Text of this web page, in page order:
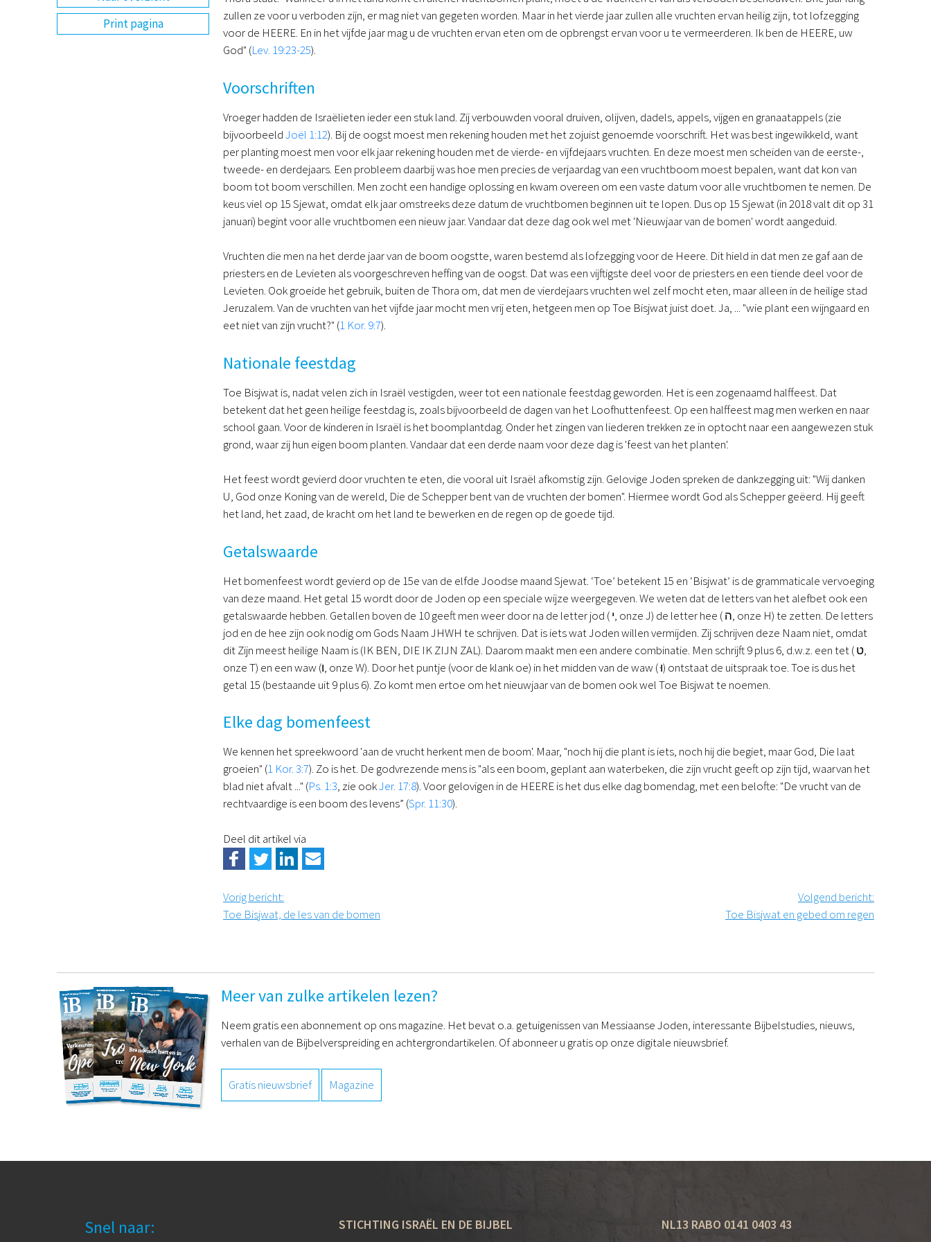
Print pagina
zullen ze voor u verboden zijn, er mag niet van gegeten worden. Maar in het vierde jaar zullen alle vruchten ervan heilig zijn, tot lofzegging
voor de HEERE. En in het vijfde jaar mag u de vruchten ervan eten om de opbrengst ervan voor u te vermeerderen. Ik ben de HEERE, uw
God" (Lev. 19:23-25).
Voorschriften
Vroeger hadden de Israëlieten ieder een stuk land. Zij verbouwden vooral druiven, olijven, dadels, appels, vijgen en granaatappels (zie
bijvoorbeeldJoël 1:12). Bij de oogst moest men rekening houden met het zojuist genoemde voorschrift. Het was best ingewikkeld, want
per planting moest men voor elk jaar rekening houden met de vierde- en vijfdejaars vruchten. En deze moest men scheiden van de eerste-,
tweede- en derdejaars. Een probleem daarbij was hoe men precies de verjaardag van een vruchtboom moest bepalen, want dat kon van
boom tot boom verschillen. Men zocht een handige oplossing en kwam overeen om een vaste datum voor alle vruchtbomen te nemen. De
keus viel op 15 Sjewat, omdat elk jaar omstreeks deze datum de vruchtbomen beginnen uit te lopen. Dus op 15 Sjewat (in 2018 valt dit op 31
januari) begint voor alle vruchtbomen een nieuw jaar. Vandaar dat deze dag ook wel met 'Nieuwjaar van de bomen' wordt aangeduid.
Vruchten die men na het derde jaar van de boom oogstte, waren bestemd als lofzegging voor de Heere. Dit hield in dat men ze gaf aan de
priesters en de Levieten als voorgeschreven heffing van de oogst. Dat was een vijftigste deel voor de priesters en een tiende deel voor de
Levieten. Ook groeide het gebruik, buiten de Thora om, dat men de vierdejaars vruchten wel zelf mocht eten, maar alleen in de heilige stad
Jeruzalem. Van de vruchten van het vijfde jaar mocht men vrij eten, hetgeen men op Toe Bisjwat juist doet. Ja, ... "wie plant een wijngaard en
eet niet van zijn vrucht?" (1 Kor. 9:7).
Nationale feestdag
Toe Bisjwat is, nadat velen zich in Israël vestigden, weer tot een nationale feestdag geworden. Het is een zogenaamd halffeest. Dat
betekent dat het geen heilige feestdag is, zoals bijvoorbeeld de dagen van het Loofhuttenfeest. Op een halffeest mag men werken en naar
school gaan. Voor de kinderen in Israël is het boomplantdag. Onder het zingen van liederen trekken ze in optocht naar een aangewezen stuk
grond, waar zij hun eigen boom planten. Vandaar dat een derde naam voor deze dag is 'feest van het planten'.
Het feest wordt gevierd door vruchten te eten, die vooral uit Israël afkomstig zijn. Gelovige Joden spreken de dankzegging uit: "Wij danken
U, God onze Koning van de wereld, Die de Schepper bent van de vruchten der bomen". Hiermee wordt God als Schepper geëerd. Hij geeft
het land, het zaad, de kracht om het land te bewerken en de regen op de goede tijd.
Getalswaarde
Het bomenfeest wordt gevierd op de 15e van de elfde Joodse maand Sjewat. ‘Toe’ betekent 15 en ‘Bisjwat’ is de grammaticale vervoeging
van deze maand. Het getal 15 wordt door de Joden op een speciale wijze weergegeven. We weten dat de letters van het alefbet ook een
getalswaarde hebben. Getallen boven de 10 geeft men weer door na de letter jod (י, onze J) de letter hee (ה, onze H) te zetten. De letters
jod en de hee zijn ook nodig om Gods Naam JHWH te schrijven. Dat is iets wat Joden willen vermijden. Zij schrijven deze Naam niet, omdat
dit Zijn meest heilige Naam is (IK BEN, DIE IK ZIJN ZAL). Daarom maakt men een andere combinatie. Men schrijft 9 plus 6, d.w.z. een tet (ט,
onze T) en een waw (ו, onze W). Door het puntje (voor de klank oe) in het midden van de waw (וּ) ontstaat de uitspraak toe. Toe is dus het
getal 15 (bestaande uit 9 plus 6). Zo komt men ertoe om het nieuwjaar van de bomen ook wel Toe Bisjwat te noemen.
Elke dag bomenfeest
We kennen het spreekwoord 'aan de vrucht herkent men de boom'. Maar, "noch hij die plant is iets, noch hij die begiet, maar God, Die laat
groeien" (1 Kor. 3:7). Zo is het. De godvrezende mens is "als een boom, geplant aan waterbeken, die zijn vrucht geeft op zijn tijd, waarvan het
blad niet afvalt ..." (Ps. 1:3, zie ookJer. 17:8). Voor gelovigen in de HEERE is het dus elke dag bomendag, met een belofte: "De vrucht van de
rechtvaardige is een boom des levens” (Spr. 11:30).
Deel dit artikel via
Vorig bericht:
Toe Bisjwat, de les van de bomen
Volgend bericht:
Toe Bisjwat en gebed om regen
Meer van zulke artikelen lezen?
Neem gratis een abonnement op ons magazine. Het bevat o.a. getuigenissen van Messiaanse Joden, interessante Bijbelstudies, nieuws,
verhalen van de Bijbelverspreiding en achtergrondartikelen. Of abonneer u gratis op onze digitale nieuwsbrief.
Gratis nieuwsbrief Magazine
Snel naar: STICHTING ISRAËL EN DE BIJBEL NL13 RABO 0141 0403 43
Podcast
Magazine
Het Studiehuis (cursus)
Webshop
Over ons
Onze visie
Geschiedenis
Actueel
ANBI
Contact
Doneren